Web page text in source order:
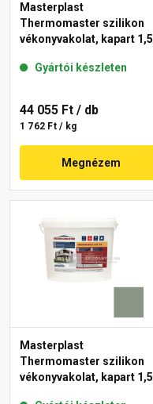
Masterplast
Thermomaster szilikon
vékonyvakolat, kapart 1,5
Gyártói készleten
44 055 Ft / db
1 762 Ft / kg
Megnézem
Masterplast
Thermomaster szilikon
vékonyvakolat, kapart 1,5